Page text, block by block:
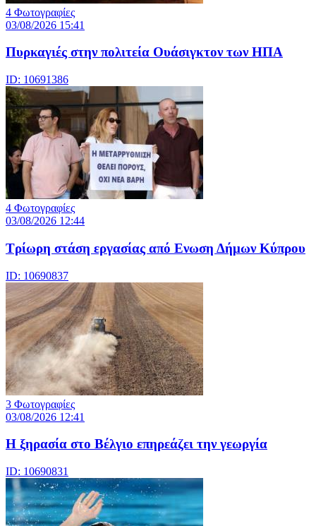
4 Φωτογραφίες
03/08/2026 15:41
Πυρκαγιές στην πολιτεία Ουάσιγκτον των ΗΠΑ
ID: 10691386
4 Φωτογραφίες
03/08/2026 12:44
Τρίωρη στάση εργασίας από Ενωση Δήμων Κύπρου
ID: 10690837
3 Φωτογραφίες
03/08/2026 12:41
Η ξηρασία στο Βέλγιο επηρεάζει την γεωργία
ID: 10690831